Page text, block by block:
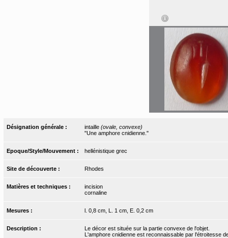
Désignation générale : intaille (ovale, convexe)
"Une amphore cnidienne."
Epoque/Style/Mouvement : hellénistique grec
Site de découverte : Rhodes
Matières et techniques :
incision
cornaline
Mesures : l. 0,8 cm, L. 1 cm, E. 0,2 cm
Description :
Le décor est située sur la partie convexe de l'objet.
L'amphore cnidienne est reconnaissable par l'étroitesse